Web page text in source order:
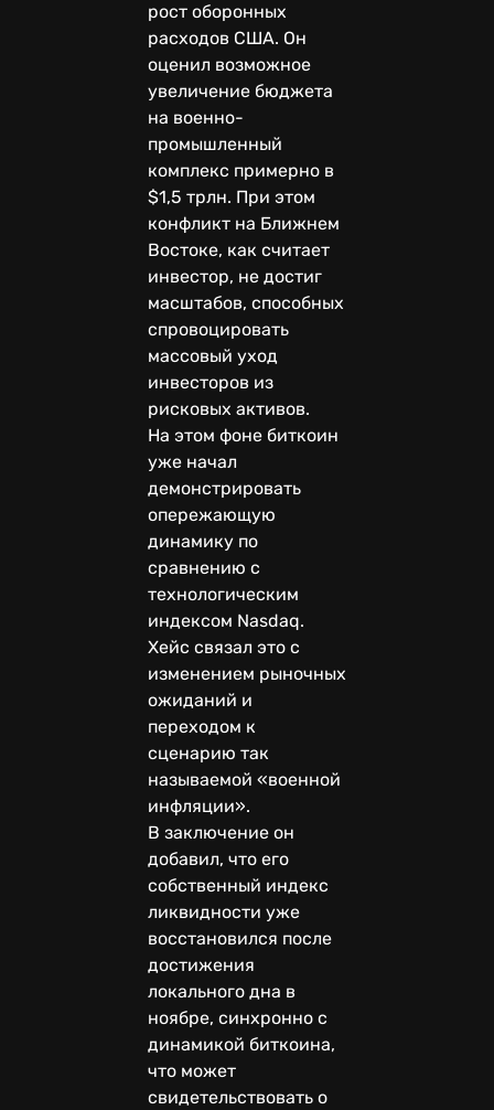
рост оборонных
расходов США. Он
оценил возможное
увеличение бюджета
на военно-
промышленный
комплекс примерно в
$1,5 трлн. При этом
конфликт на Ближнем
Востоке, как считает
инвестор, не достиг
масштабов, способных
спровоцировать
массовый уход
инвесторов из
рисковых активов.
На этом фоне биткоин
уже начал
демонстрировать
опережающую
динамику по
сравнению с
технологическим
индексом Nasdaq.
Хейс связал это с
изменением рыночных
ожиданий и
переходом к
сценарию так
называемой «военной
инфляции».
В заключение он
добавил, что его
собственный индекс
ликвидности уже
восстановился после
достижения
локального дна в
ноябре, синхронно с
динамикой биткоина,
что может
свидетельствовать о